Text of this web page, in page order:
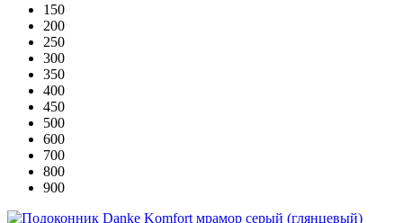
150
200
250
300
350
400
450
500
600
700
800
900